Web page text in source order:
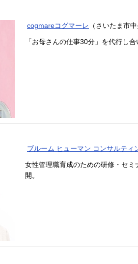
cogmareコグマーレ （さいたま市
「お母さんの仕事30分」を代行し
ブルーム ヒューマン コンサルティ
女性管理職育成のための研修・セ
開。